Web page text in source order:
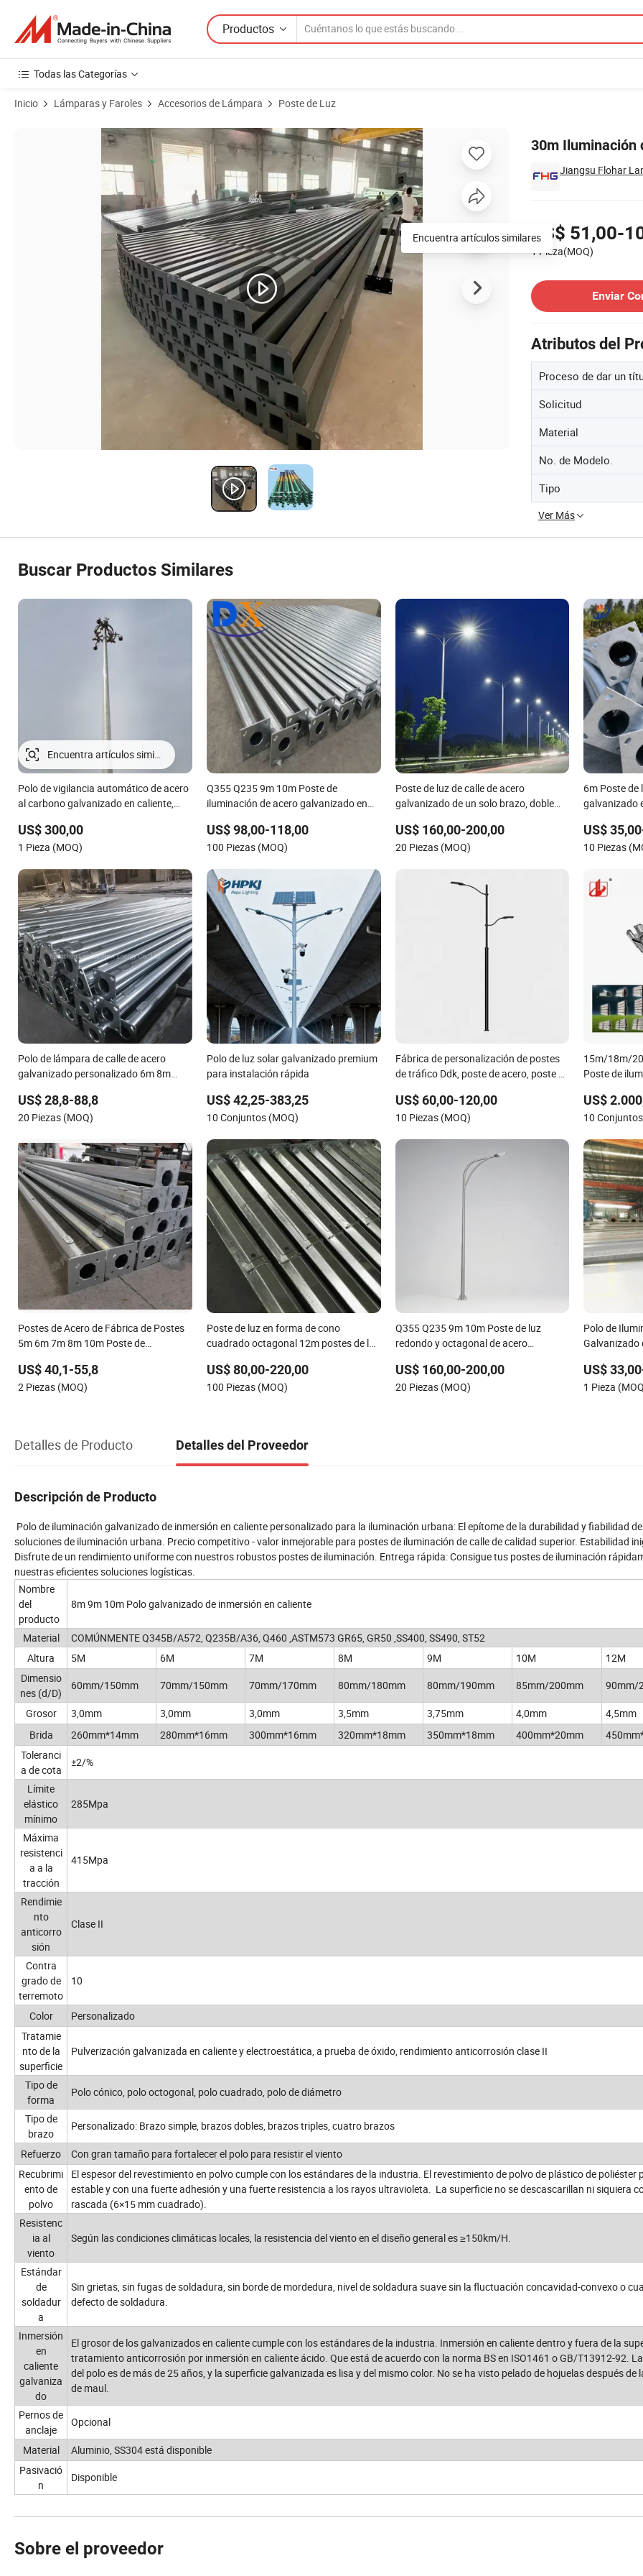
Productos
Todas las Categorías
Inicio Lámparas y Faroles Accesorios de Lámpara Poste de Luz
30m Iluminación
Jiangsu Flohar
US$ 51,00-
1 Pieza(MOQ)
Enviar
Atributos del
Proceso de dar un
Solicitud
Material
No. de Modelo.
Tipo
Ver Más
Imágenes de productos de 30m Iluminación de mástil alto hecha a medida
Encuentra artículos similares
Buscar Productos Similares
Encuentra artículos similares
Polo de vigilancia automático de acero
al carbono galvanizado en caliente,
waterproof)
US$ 300,00
1 Pieza (MOQ)
Q355 Q235 9m 10m Poste de
iluminación de acero galvanizado en
US$ 98,00-118,00
100 Piezas (MOQ)
Poste de luz de calle de acero
galvanizado de un solo brazo, doble
12m
US$ 160,00-200,00
20 Piezas (MOQ)
6m Poste de
galvanizado
US$
10 Piezas
Polo de lámpara de calle de acero
galvanizado personalizado 6m 8m
US$ 28,8-88,8
20 Piezas (MOQ)
Polo de luz solar galvanizado premium
para instalación rápida
US$ 42,25-383,25
10 Conjuntos (MOQ)
Fábrica de personalización de postes
de tráfico Ddk, poste de acero, poste de
carretera
US$ 60,00-120,00
10 Piezas (MOQ)
15m/18m/
Poste de
con cámara
US$
10
Postes de Acero de Fábrica de Postes
5m 6m 7m 8m 10m Poste de
US$ 40,1-55,8
2 Piezas (MOQ)
Poste de luz en forma de cono
cuadrado octagonal 12m postes de luz
US$ 80,00-220,00
100 Piezas (MOQ)
Q355 Q235 9m 10m Poste de luz
redondo y octagonal de acero
alumbrado público
US$ 160,00-200,00
20 Piezas (MOQ)
Polo de
Galvanizado
US$
1 Pieza
Detalles de Producto Detalles del Proveedor
Descripción de Producto
Polo de iluminación galvanizado de inmersión en caliente personalizado para la iluminación urbana: El epítome de la durabilidad y fiabilidad
soluciones de iluminación urbana. Precio competitivo - valor inmejorable para postes de iluminación de calle de calidad superior. Estabilidad
Disfrute de un rendimiento uniforme con nuestros robustos postes de iluminación. Entrega rápida: Consigue tus postes de iluminación
nuestras eficientes soluciones logísticas.
Nombre
del
producto
8m 9m 10m Polo galvanizado de inmersión en caliente
Material
COMÚNMENTE Q345B/A572, Q235B/A36, Q460 ,ASTM573 GR65, GR50 ,SS400, SS490, ST52
Altura
5M 6M 7M 8M 9M 10M
12M
Dimensio
nes (d/D)
60mm/150mm 70mm/150mm 70mm/170mm 80mm/180mm 80mm/190mm 85mm/200mm 90mm/
Grosor 3,0mm 3,0mm 3,0mm 3,5mm 3,75mm 4,0mm
4,5mm
Brida
260mm*14mm 280mm*16mm 300mm*16mm 320mm*18mm 350mm*18mm 400mm*20mm
Toleranci
a de cota
±2/%
Límite
elástico
mínimo
285Mpa
Máxima
resistenci
a a la
tracción
415Mpa
Rendimie
nto
anticorro
sión
Clase II
Contra
grado de
terremoto
10
Color
Personalizado
Tratamie
nto de la
superficie
Pulverización galvanizada en caliente y electroestática, a prueba de óxido, rendimiento anticorrosión clase II
Tipo de
forma
Polo cónico, polo octogonal, polo cuadrado, polo de diámetro
Tipo de
brazo
Personalizado: Brazo simple, brazos dobles, brazos triples, cuatro brazos
Refuerzo
Con gran tamaño para fortalecer el polo para resistir el viento
Recubrimi
ento de
polvo
El espesor del revestimiento en polvo cumple con los estándares de la industria. El revestimiento de polvo de plástico de poliéster
estable y con una fuerte adhesión y una fuerte resistencia a los rayos ultravioleta. La superficie no se descascarillan ni siquiera
rascada (6×15 mm cuadrado).
Resistenc
ia al
viento
Según las condiciones climáticas locales, la resistencia del viento en el diseño general es ≥150km/H.
Estándar
de
soldadur
a
Sin grietas, sin fugas de soldadura, sin borde de mordedura, nivel de soldadura suave sin la fluctuación concavidad-convexo o
defecto de soldadura.
Inmersión
en
caliente
galvaniza
do
El grosor de los galvanizados en caliente cumple con los estándares de la industria. Inmersión en caliente dentro y fuera de la
tratamiento anticorrosión por inmersión en caliente ácido. Que está de acuerdo con la norma BS en ISO1461 o GB/T13912-92.
del polo es de más de 25 años, y la superficie galvanizada es lisa y del mismo color. No se ha visto pelado de hojuelas después de
de maul.
Pernos de
anclaje
Opcional
Material
Aluminio, SS304 está disponible
Pasivació
n
Disponible
Sobre el proveedor